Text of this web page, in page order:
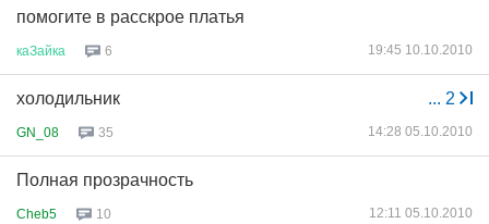
помогите в расскрое платья
каЗайка 6 19:45 10.10.2010
... 2
холодильник
GN_08 35 14:28 05.10.2010
Полная прозрачность
Cheb5 10 12:11 05.10.2010